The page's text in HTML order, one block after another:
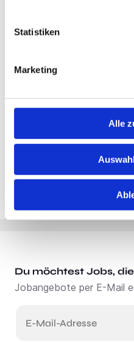
Statistiken
Marketing
Alle
Du möchtest Jobs,
Jobangebote per E-Mail
E-Mail-Adresse